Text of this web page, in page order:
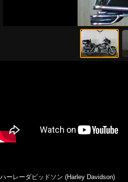
ハーレーダビッドソン (Harley Davidson)